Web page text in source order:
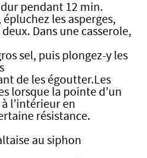
pendant 12 min.
les asperges,
Dans une casserole,
sel, puis plongez-y les
de les égoutter.Les
lorsque la pointe d’un
l’intérieur en
résistance.
au siphon